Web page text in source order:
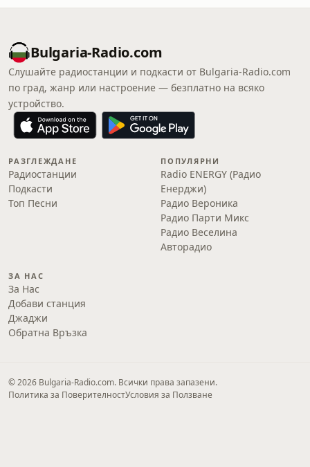
Bulgaria-Radio.com
Слушайте радиостанции и подкасти от Bulgaria-Radio.com
по град, жанр или настроение — безплатно на всяко
устройство.
РАЗГЛЕЖДАНЕ
Радиостанции
Подкасти
Топ Песни
ПОПУЛЯРНИ
Radio ENERGY (Радио
Енерджи)
Радио Вероника
Радио Парти Микс
Радио Веселина
Авторадио
ЗА НАС
За Нас
Добави станция
Джаджи
Обратна Връзка
© 2026 Bulgaria-Radio.com. Всички права запазени.
Политика за ПоверителностУсловия за Ползване